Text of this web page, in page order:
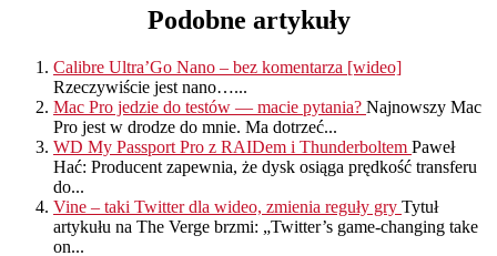
Podobne artykuły
Calibre Ultra’Go Nano – bez komentarza [wideo]
Rzeczywiście jest nano…...
Mac Pro jedzie do testów — macie pytania? Najnowszy Mac
Pro jest w drodze do mnie. Ma dotrzeć...
WD My Passport Pro z RAIDem i Thunderboltem Paweł
Hać: Producent zapewnia, że dysk osiąga prędkość transferu
do...
Vine – taki Twitter dla wideo, zmienia reguły gry Tytuł
artykułu na The Verge brzmi: „Twitter’s game-changing take
on...